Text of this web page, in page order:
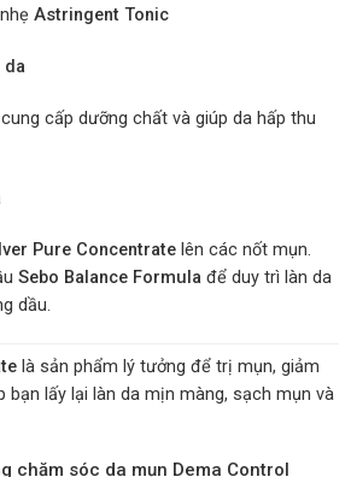
Astringent Tonic
da
cấp dưỡng chất và giúp da hấp thu
Pure Concentratelên các nốt mụn.
Sebo Balance Formulađể duy trì làn da
dầu.
là sản phẩm lý tưởng để trị mụn, giảm
bạn lấy lại làn da mịn màng, sạch mụn và
chăm sóc da mụn Dema Control